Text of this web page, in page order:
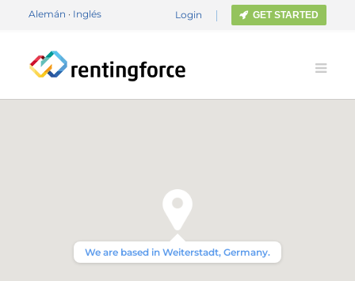
Alemán · Inglés Login GET STARTED
We are based in Weiterstadt, Germany.